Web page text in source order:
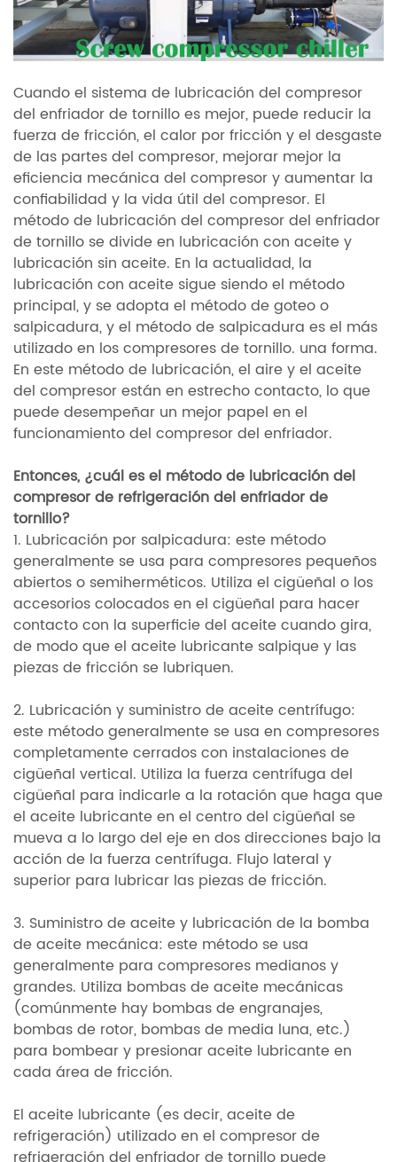
Cuando el sistema de lubricación del compresor
del enfriador de tornillo es mejor, puede reducir la
fuerza de fricción, el calor por fricción y el desgaste
de las partes del compresor, mejorar mejor la
eficiencia mecánica del compresor y aumentar la
confiabilidad y la vida útil del compresor. El
método de lubricación del compresor del enfriador
de tornillo se divide en lubricación con aceite y
lubricación sin aceite. En la actualidad, la
lubricación con aceite sigue siendo el método
principal, y se adopta el método de goteo o
salpicadura, y el método de salpicadura es el más
utilizado en los compresores de tornillo. una forma.
En este método de lubricación, el aire y el aceite
del compresor están en estrecho contacto, lo que
puede desempeñar un mejor papel en el
funcionamiento del compresor del enfriador.
Entonces, ¿cuál es el método de lubricación del
compresor de refrigeración del enfriador de
tornillo?
1. Lubricación por salpicadura: este método
generalmente se usa para compresores pequeños
abiertos o semiherméticos. Utiliza el cigüeñal o los
accesorios colocados en el cigüeñal para hacer
contacto con la superficie del aceite cuando gira,
de modo que el aceite lubricante salpique y las
piezas de fricción se lubriquen.
2. Lubricación y suministro de aceite centrífugo:
este método generalmente se usa en compresores
completamente cerrados con instalaciones de
cigüeñal vertical. Utiliza la fuerza centrífuga del
cigüeñal para indicarle a la rotación que haga que
el aceite lubricante en el centro del cigüeñal se
mueva a lo largo del eje en dos direcciones bajo la
acción de la fuerza centrífuga. Flujo lateral y
superior para lubricar las piezas de fricción.
3. Suministro de aceite y lubricación de la bomba
de aceite mecánica: este método se usa
generalmente para compresores medianos y
grandes. Utiliza bombas de aceite mecánicas
(comúnmente hay bombas de engranajes,
bombas de rotor, bombas de media luna, etc.)
para bombear y presionar aceite lubricante en
cada área de fricción.
El aceite lubricante (es decir, aceite de
refrigeración) utilizado en el compresor de